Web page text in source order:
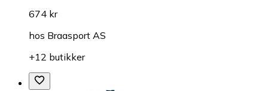
674 kr
hos Braasport AS
+12 butikker